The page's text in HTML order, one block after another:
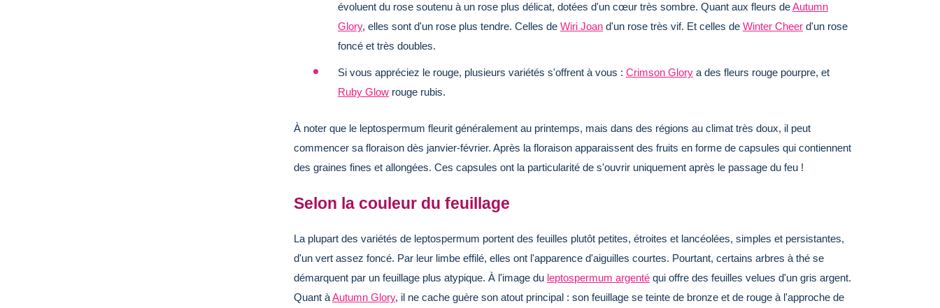
évoluent du rose soutenu à un rose plus délicat, dotées d'un cœur très sombre. Quant aux fleurs deAutumn
Glory, elles sont d'un rose plus tendre. Celles de Wiri Joan d'un rose très vif. Et celles de Winter Cheer d'un rose
foncé et très doubles.
Si vous appréciez le rouge, plusieurs variétés s'offrent à vous : Crimson Glory a des fleurs rouge pourpre, et
Ruby Glow rouge rubis.
À noter que le leptospermum fleurit généralement au printemps, mais dans des régions au climat très doux, il peut
commencer sa floraison dès janvier-février. Après la floraison apparaissent des fruits en forme de capsules qui contiennent
des graines fines et allongées. Ces capsules ont la particularité de s'ouvrir uniquement après le passage du feu !
Selon la couleur du feuillage
La plupart des variétés de leptospermum portent des feuilles plutôt petites, étroites et lancéolées, simples et persistantes,
d'un vert assez foncé. Par leur limbe effilé, elles ont l'apparence d'aiguilles courtes. Pourtant, certains arbres à thé se
démarquent par un feuillage plus atypique. À l'image du leptospermum argenté qui offre des feuilles velues d'un gris argent.
Quant àAutumn Glory, il ne cache guère son atout principal : son feuillage se teinte de bronze et de rouge à l'approche de